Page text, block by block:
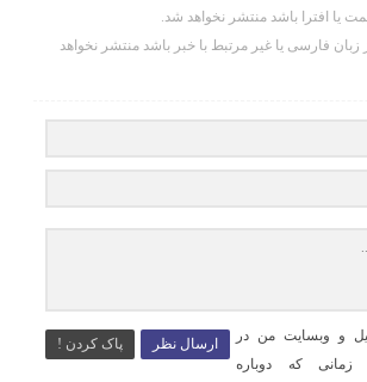
یا افترا باشد منتشر نخواهد شد.
زبان فارسی یا غیر مرتبط با خبر باشد منتشر نخواهد
ارسال نظر پاک کردن !
و وبسایت من در
زمانی که دوباره